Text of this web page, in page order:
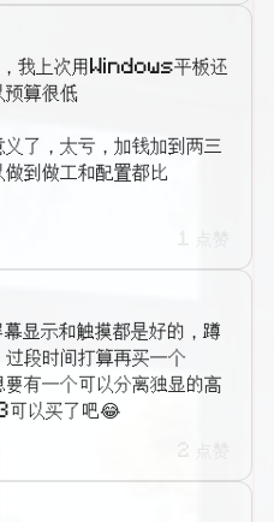
我上次用Windows平板还
预算很低
了，太亏，加钱加到两三
到做工和配置都比
示和触摸都是好的，蹲
段时间打算再买一个
有一个可以分离独显的高
可以买了吧😂
2 点赞